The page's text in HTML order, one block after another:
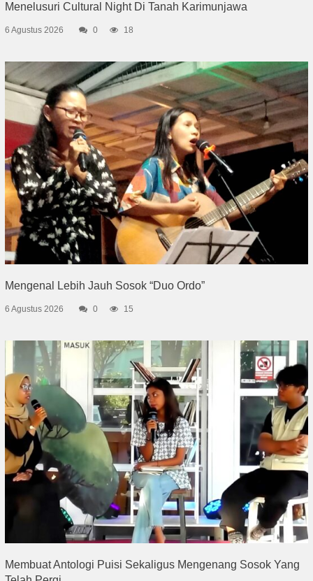
Menelusuri Cultural Night Di Tanah Karimunjawa
6 Agustus 2026 0 18
Mengenal Lebih Jauh Sosok “Duo Ordo”
6 Agustus 2026 0 15
Membuat Antologi Puisi Sekaligus Mengenang Sosok Yang